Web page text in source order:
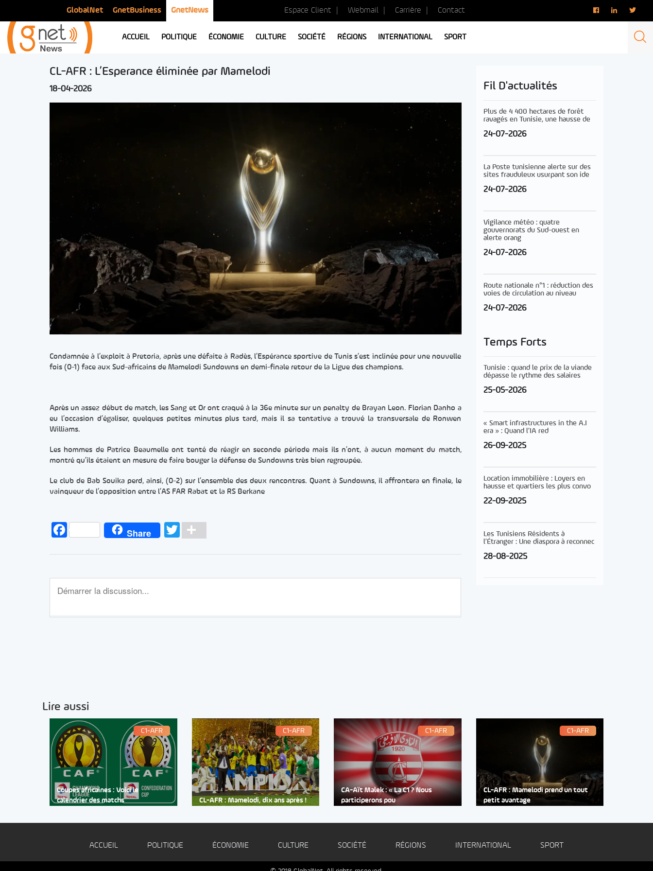
GlobalNet GnetBusiness GnetNews Espace Client Webmail Carrière Contact
ACCUEIL POLITIQUE ÉCONOMIE CULTURE SOCIÉTÉ RÉGIONS INTERNATIONAL SPORT
CL-AFR : L’Esperance éliminée par Mamelodi
18-04-2026
Condamnée à l’exploit à Pretoria, après une défaite à Radès, l’Espérance sportive de Tunis s’est inclinée pour une nouvelle
fois (0-1) face aux Sud-africains de Mamelodi Sundowns en demi-finale retour de la Ligue des champions.
Après un assez début de match, les Sang et Or ont craqué à la 36e minute sur un penalty de Brayan Leon. Florian Danho a
eu l’occasion d’égaliser, quelques petites minutes plus tard, mais il sa tentative a trouvé la transversale de Ronwen
Williams.
Les hommes de Patrice Beaumelle ont tenté de réagir en seconde période mais ils n’ont, à aucun moment du match,
montré qu’ils étaient en mesure de faire bouger la défense de Sundowns très bien regroupée.
Le club de Bab Souika perd, ainsi, (0-2) sur l’ensemble des deux rencontres. Quant à Sundowns, il affrontera en finale, le
vainqueur de l’opposition entre l’AS FAR Rabat et la RS Berkane
FacebookShare TwitterPartager
Fil D'actualités
Plus de 4 400 hectares de forêt
ravagés en Tunisie, une hausse de
24-07-2026
La Poste tunisienne alerte sur des
sites frauduleux usurpant son ide
24-07-2026
Vigilance météo : quatre
gouvernorats du Sud-ouest en
alerte orang
24-07-2026
Route nationale n°1 : réduction des
voies de circulation au niveau
24-07-2026
Temps Forts
Tunisie : quand le prix de la viande
dépasse le rythme des salaires
25-05-2026
« Smart infrastructures in the A.I
era » : Quand l’IA red
26-09-2025
Location immobilière : Loyers en
hausse et quartiers les plus convo
22-09-2025
Les Tunisiens Résidents à
l’Étranger : Une diaspora à reconnec
28-08-2025
Lire aussi
C1-AFR
Coupes africaines : Voici le
calendrier des matchs
C1-AFR
CL-AFR : Mamelodi, dix ans après !
C1-AFR
CA-Aït Malek : « La C1 ? Nous
participerons pou
C1-AFR
CL-AFR : Mamelodi prend un tout
petit avantage
ACCUEIL POLITIQUE ÉCONOMIE CULTURE SOCIÉTÉ RÉGIONS INTERNATIONAL SPORT